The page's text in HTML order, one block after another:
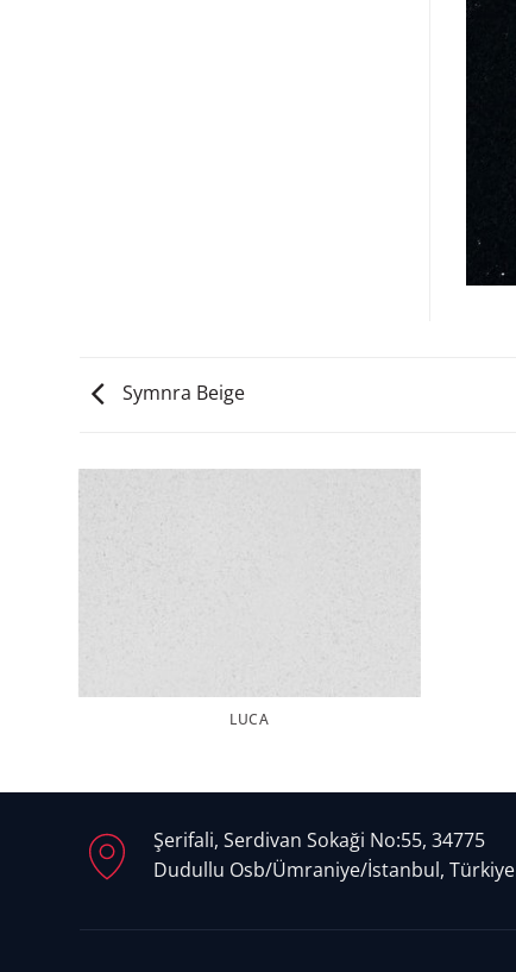
Symnra Beige
LUCA
Şerifali, Serdivan Sokaği No:55, 34775
Dudullu Osb/Ümraniye/İstanbul, Türkiye